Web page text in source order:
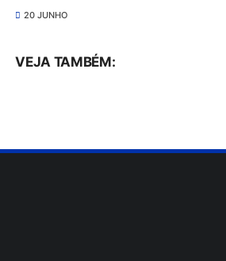
20 JUNHO
VEJA TAMBÉM: